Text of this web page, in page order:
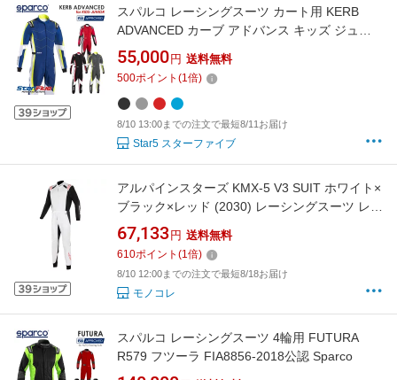
スパルコ レーシングスーツ カート用 KERB
ADVANCED カーブ アドバンス キッズ ジュニ
ア こども用 FIA8877-2022公認 Sparco 2026年
モデル
55,000 円 送料無料
500ポイント (1倍)
8/10 13:00までの注文で最短8/11お届け
Star5 スターファイブ
アルパインスターズ KMX-5 V3 SUIT ホワイト×
ブラック×レッド (2030) レーシングスーツ レー
シングカート用 FIA 8877-2022 Grade1
Homologation Standard (3353024-2030)
MY2024
67,133 円 送料無料
610ポイント (1倍)
8/10 12:00までの注文で最短8/18お届け
モノコレ
スパルコ レーシングスーツ 4輪用 FUTURA
R579 フツーラ FIA8856-2018公認 Sparco